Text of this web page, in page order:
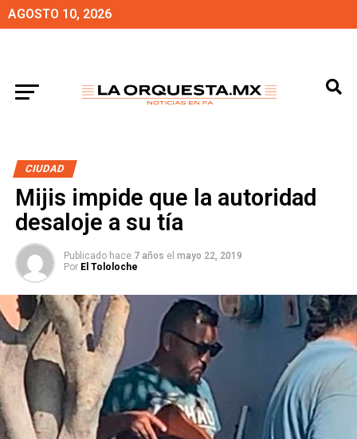
AGOSTO 10, 2026
CIUDAD
Mijis impide que la autoridad
desaloje a su tía
Publicado hace 7 años el mayo 22, 2019
Por El Tololoche